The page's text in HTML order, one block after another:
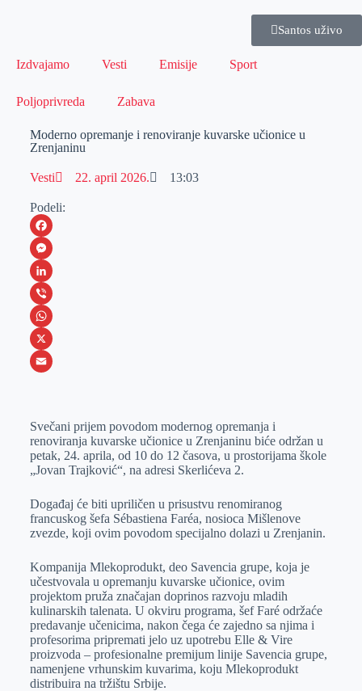
Santos uživo
Izdvajamo Vesti Emisije Sport
Poljoprivreda Zabava
Moderno opremanje i renoviranje kuvarske učionice u
Zrenjaninu
Vesti 22. april 2026. 13:03
Podeli:
F
a
c
e
b
o
M
e
s
s
e
e
r
L
i
n
k
I
n
V
i
b
W
h
s
A
p
p
X
a
i
l
Svečani prijem povodom modernog opremanja i
renoviranja kuvarske učionice u Zrenjaninu biće održan u
petak, 24. aprila, od 10 do 12 časova, u prostorijama škole
„Jovan Trajković“, na adresi Skerlićeva 2.
Događaj će biti upriličen u prisustvu renomiranog
francuskog šefa Sébastiena Faréa, nosioca Mišlenove
zvezde, koji ovim povodom specijalno dolazi u Zrenjanin.
Kompanija Mlekoprodukt, deo Savencia grupe, koja je
učestvovala u opremanju kuvarske učionice, ovim
projektom pruža značajan doprinos razvoju mladih
kulinarskih talenata. U okviru programa, šef Faré održaće
predavanje učenicima, nakon čega će zajedno sa njima i
profesorima pripremati jelo uz upotrebu Elle & Vire
proizvoda – profesionalne premijum linije Savencia grupe,
namenjene vrhunskim kuvarima, koju Mlekoprodukt
distribuira na tržištu Srbije.